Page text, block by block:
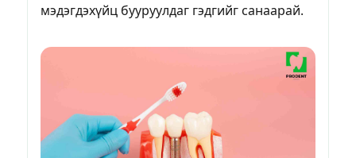
мэдэгдэхүйц бууруулдаг гэдгийг санаарай.